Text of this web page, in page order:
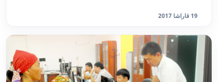
19 قاراشا 2017